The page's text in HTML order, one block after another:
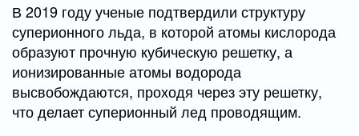
В 2019 году ученые подтвердили структуру
суперионного льда, в которой атомы кислорода
образуют прочную кубическую решетку, а
ионизированные атомы водорода
высвобождаются, проходя через эту решетку,
что делает суперионный лед проводящим.